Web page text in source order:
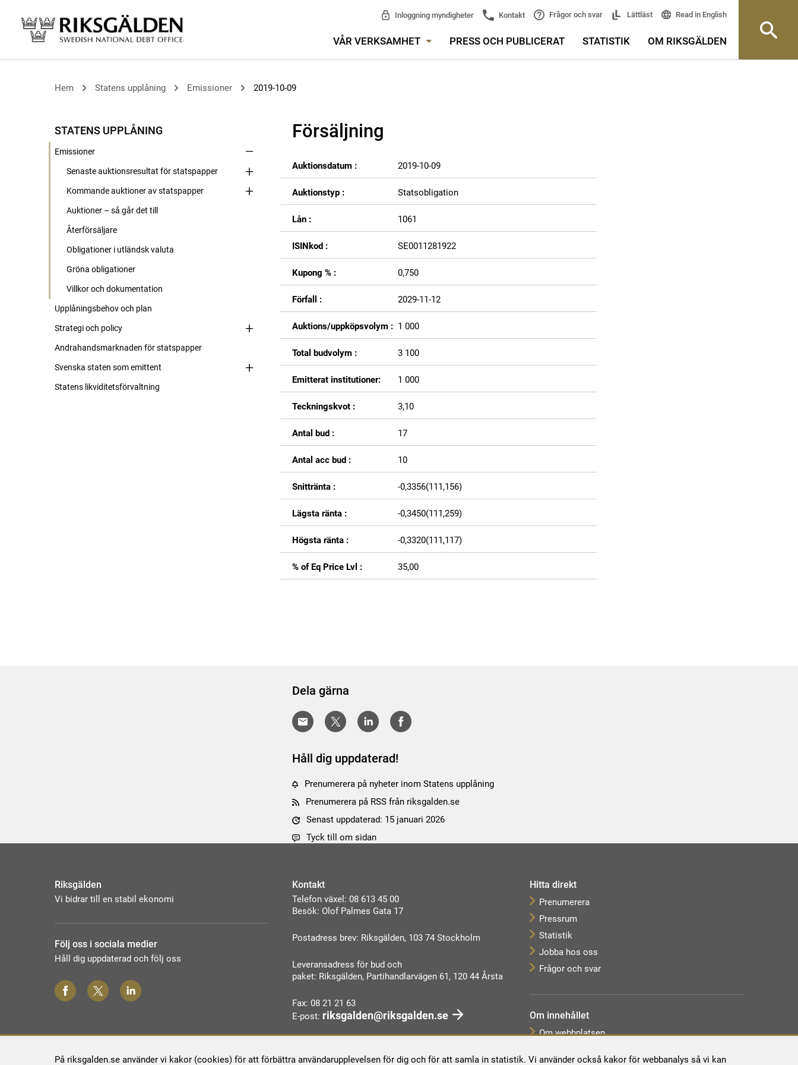
På riksgalden.se använder vi kakor (cookies) för att förbättra användarupplevelsen för dig och för att samla in statistik. Vi använder också kakor för webbanalys så vi kan
Inloggning myndigheter Kontakt Frågor och svar Lättläst Read in English
VÅR VERKSAMHET PRESS OCH PUBLICERAT STATISTIK OM RIKSGÄLDEN
Hem Statens upplåning Emissioner 2019-10-09
STATENS UPPLÅNING
Emissioner
Senaste auktionsresultat för statspapper
Kommande auktioner av statspapper
Auktioner – så går det till
Återförsäljare
Obligationer i utländsk valuta
Gröna obligationer
Villkor och dokumentation
Upplåningsbehov och plan
Strategi och policy
Andrahandsmarknaden för statspapper
Svenska staten som emittent
Statens likviditetsförvaltning
Försäljning
Auktionsdatum : 2019-10-09
Auktionstyp : Statsobligation
Lån : 1061
ISINkod : SE0011281922
Kupong % : 0,750
Förfall : 2029-11-12
Auktions/uppköpsvolym : 1 000
Total budvolym : 3 100
Emitterat institutioner: 1 000
Teckningskvot : 3,10
Antal bud : 17
Antal acc bud : 10
Snittränta : -0,3356(111,156)
Lägsta ränta : -0,3450(111,259)
Högsta ränta : -0,3320(111,117)
% of Eq Price Lvl : 35,00
Dela gärna
Håll dig uppdaterad!
Prenumerera på nyheter inom Statens upplåning
Prenumerera på RSS från riksgalden.se
Senast uppdaterad: 15 januari 2026
Tyck till om sidan
Riksgälden
Vi bidrar till en stabil ekonomi
Följ oss i sociala medier
Håll dig uppdaterad och följ oss
Kontakt
Telefon växel: 08 613 45 00
Besök: Olof Palmes Gata 17
Postadress brev: Riksgälden, 103 74 Stockholm
Leveransadress för bud och
paket: Riksgälden, Partihandlarvägen 61, 120 44 Årsta
Fax: 08 21 21 63
E-post: riksgalden@riksgalden.se
Hitta direkt
Prenumerera
Pressrum
Statistik
Jobba hos oss
Frågor och svar
Om innehållet
Om webbplatsen